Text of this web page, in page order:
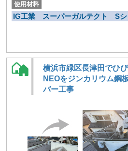
使用材料
IG工業 スーパーガルテクト Sシ
横浜市緑区長津田でひ
NEOをジンカリウム鋼
バー工事